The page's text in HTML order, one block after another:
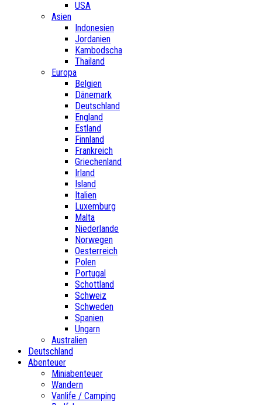
USA
Asien
Indonesien
Jordanien
Kambodscha
Thailand
Europa
Belgien
Dänemark
Deutschland
England
Estland
Finnland
Frankreich
Griechenland
Irland
Island
Italien
Luxemburg
Malta
Niederlande
Norwegen
Oesterreich
Polen
Portugal
Schottland
Schweiz
Schweden
Spanien
Ungarn
Australien
Deutschland
Abenteuer
Miniabenteuer
Wandern
Vanlife / Camping